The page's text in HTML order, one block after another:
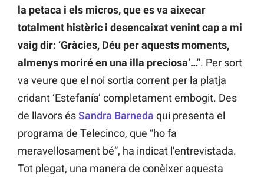
la petaca i els micros, que es va aixecar
totalment histèric i desencaixat venint cap a mi
vaig dir: ‘Gràcies, Déu per aquests moments,
almenys moriré en una illa preciosa’…”. Per sort
va veure que el noi sortia corrent per la platja
cridant ‘Estefanía’ completament embogit. Des
de llavors ésSandra Barneda qui presenta el
programa de Telecinco, que “ho fa
meravellosament bé”, ha indicat l’entrevistada.
Tot plegat, una manera de conèixer aquesta